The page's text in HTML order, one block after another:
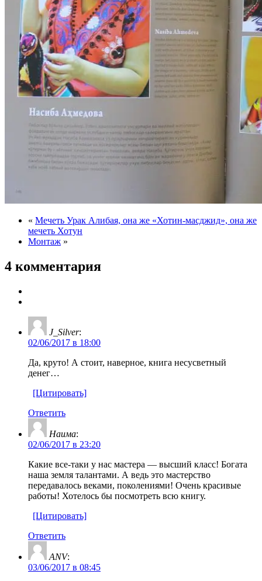
« Мечеть Урак Алибая, она же «Хотин-масджид», она же
мечеть Хотун
Монтаж »
4 комментария
J_Silver:
02/06/2017 в 18:00
Да, круто! А стоит, наверное, книга несусветный
денег…
[Цитировать]
Ответить
Наима:
02/06/2017 в 23:20
Какие все-таки у нас мастера — высший класс! Богата
наша земля талантами. А ведь это мастерство
передавалось веками, поколениями! Очень красивые
работы! Хотелось бы посмотреть всю книгу.
[Цитировать]
Ответить
ANV:
03/06/2017 в 08:45